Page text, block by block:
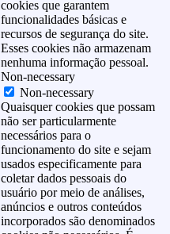
cookies que garantem
funcionalidades básicas e
recursos de segurança do site.
Esses cookies não armazenam
nenhuma informação pessoal.
Non-necessary
Non-necessary
Quaisquer cookies que possam
não ser particularmente
necessários para o
funcionamento do site e sejam
usados especificamente para
coletar dados pessoais do
usuário por meio de análises,
anúncios e outros conteúdos
incorporados são denominados